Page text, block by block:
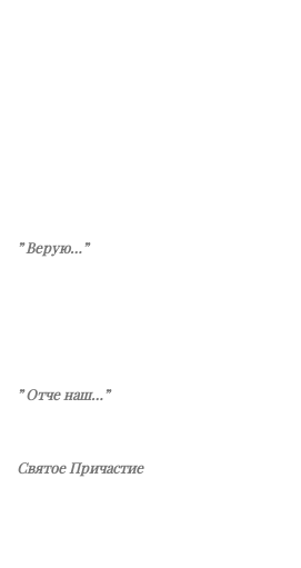
” Верую…”
” Отче наш…”
Святое Причастие